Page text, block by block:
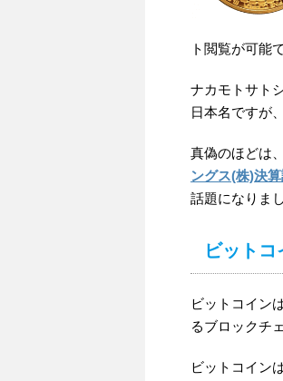
ト閲覧が可能
ナカモトサト
日本名ですが
真偽のほどは
ングス(株)決
話題になりまし
ビット
ビットコイン
るブロックチ
ビットコイン